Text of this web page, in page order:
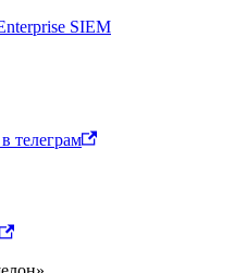
SIEM
телеграм